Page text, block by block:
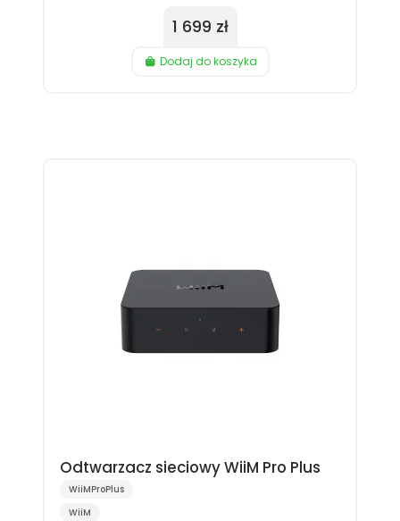
1 699 zł
Dodaj do koszyka
Odtwarzacz sieciowy WiiM Pro Plus
WiiMProPlus
WiiM